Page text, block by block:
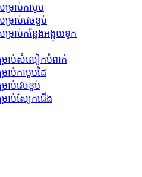
រាប់កាបូប
រាប់វេចខ្ចប់
រាប់កន្លែងអង្គុយទូក
រាប់សំលៀកបំពាក់
ាប់កាបូបដៃ
ប់វេចខ្ចប់
ាប់ស្បែកជើង